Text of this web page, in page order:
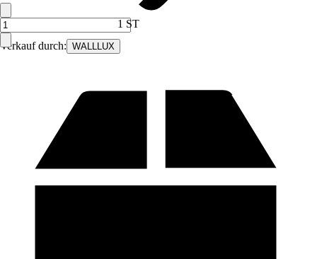
Verkauf durch: WALLLUX
1 ST